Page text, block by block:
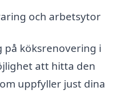
och arbetsytor
på köksrenovering i
att hitta den
uppfyller just dina